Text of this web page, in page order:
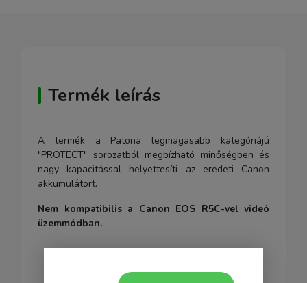
Termék leírás
A termék a Patona legmagasabb kategóriájú
"PROTECT" sorozatból megbízható minőségben és
nagy kapacitással helyettesíti az eredeti Canon
akkumulátort.
Nem kompatibilis a Canon EOS R5C-vel videó
üzemmódban.